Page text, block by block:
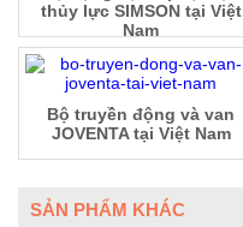
thủy lực SIMSON tại Việt
Nam
Bộ truyền động và van
JOVENTA tại Việt Nam
SẢN PHẨM KHÁC